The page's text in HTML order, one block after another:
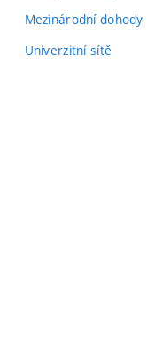
Mezinárodní dohody
Univerzitní sítě